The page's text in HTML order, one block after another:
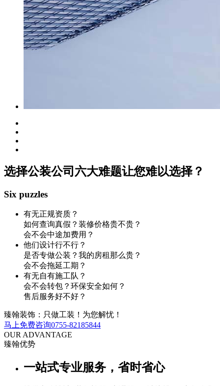
选择公装公司 六大难题让您难以选择？
Six puzzles
有无正规资质？
如何查询真假？ 装修价格贵不贵？
会不会中途加费用？
他们设计行不行？
是否专做公装？ 我的房租那么贵？
会不会拖延工期？
有无自有施工队？
会不会转包？ 环保安全如何？
售后服务好不好？
臻翰装饰： 只做工装！ 为您解忧！
马上免费咨询0755-82185844
OUR ADVANTAGE
臻翰优势
一站式专业服务， 省时省心